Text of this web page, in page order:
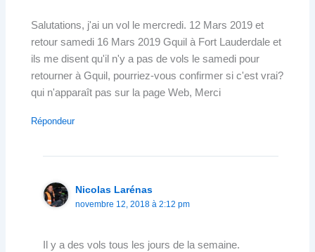
Salutations, j'ai un vol le mercredi. 12 Mars 2019 et
retour samedi 16 Mars 2019 Gquil à Fort Lauderdale et
ils me disent qu'il n'y a pas de vols le samedi pour
retourner à Gquil, pourriez-vous confirmer si c'est vrai?
qui n'apparaît pas sur la page Web, Merci
Répondeur
Nicolas Larénas
novembre 12, 2018 à 2:12 pm
Il y a des vols tous les jours de la semaine.